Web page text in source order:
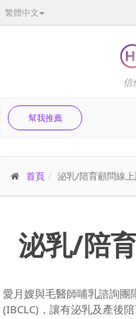
繁體中文
信
幫我推薦
首頁 泌乳/陪育顧問線
泌乳/陪
愛月嫂與毛醫師哺乳諮詢團
(IBCLC)，讓有泌乳及產後